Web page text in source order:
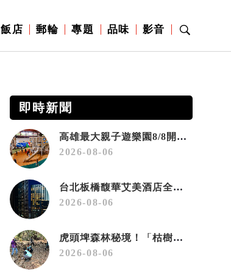
飯店 郵輪 專題 品味 影音
即時新聞
高雄最大親子遊樂園8/8開幕！30項設施免費玩、YOYO家族嗨翻暑假
2026-08-06
台北板橋馥華艾美酒店全新開幕 感官藝術策展打造旅居新風格
2026-08-06
虎頭埤森林秘境！「枯樹籬步道」生態復育有成 走進大自然生命教室
2026-08-06